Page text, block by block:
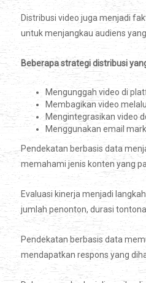
Distribusi video juga menjadi
untuk menjangkau audiens
Beberapa strategi distribusi
Mengunggah video di
Membagikan video
Mengintegrasikan video
Menggunakan email
Pendekatan berbasis data
memahami jenis konten yang
Evaluasi kinerja menjadi
jumlah penonton, durasi
Pendekatan berbasis data
mendapatkan respons yang